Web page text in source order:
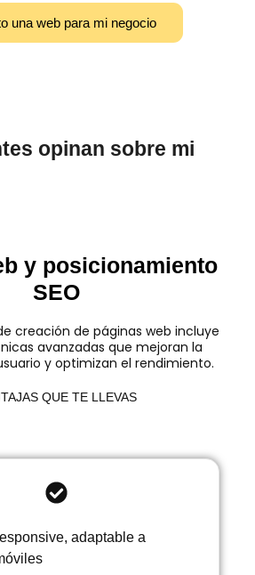
una web para mi negocio
opinan sobre mi
y posicionamiento
SEO
creación de páginas web incluye
avanzadas que mejoran la
y optimizan el rendimiento.
QUE TE LLEVAS
adaptable a